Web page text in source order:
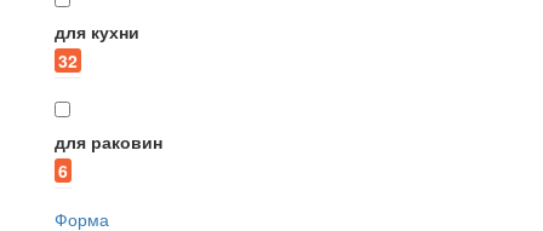
для кухни
32
для раковин
6
Форма